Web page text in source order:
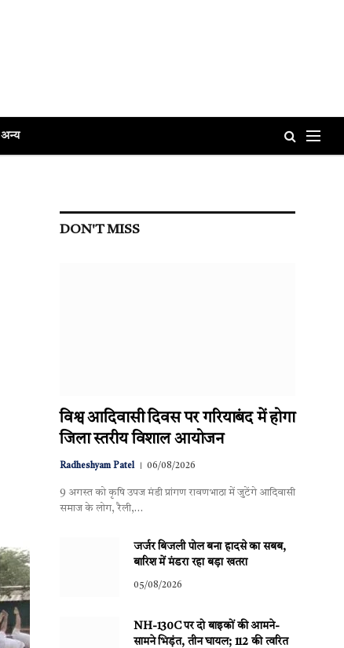
अन्य
DON'T MISS
विश्व आदिवासी दिवस पर गरियाबंद में होगा
जिला स्तरीय विशाल आयोजन
Radheshyam Patel 06/08/2026
9 अगस्त को कृषि उपज मंडी प्रांगण रावणभाठा में जुटेंगे आदिवासी
समाज के लोग, रैली,…
जर्जर बिजली पोल बना हादसे का सबब,
बारिश में मंडरा रहा बड़ा खतरा
05/08/2026
NH-130C पर दो बाइकों की आमने-
सामने भिड़ंत, तीन घायल; 112 की त्वरित